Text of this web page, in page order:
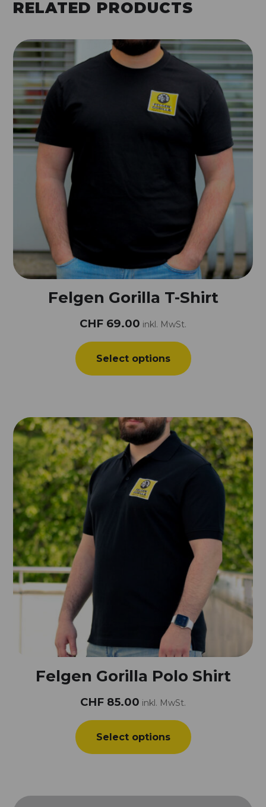
RELATED PRODUCTS
Felgen Gorilla T-Shirt
CHF 69.00 inkl. MwSt.
Select options
Felgen Gorilla Polo Shirt
CHF 85.00 inkl. MwSt.
Select options